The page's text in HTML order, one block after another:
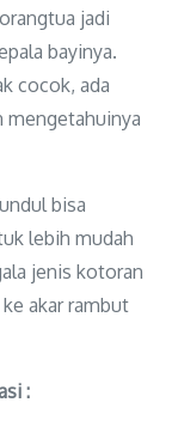
jadi
bayinya.
cocok, ada
mengetahuinya
bisa
lebih mudah
jenis kotoran
akar rambut
: